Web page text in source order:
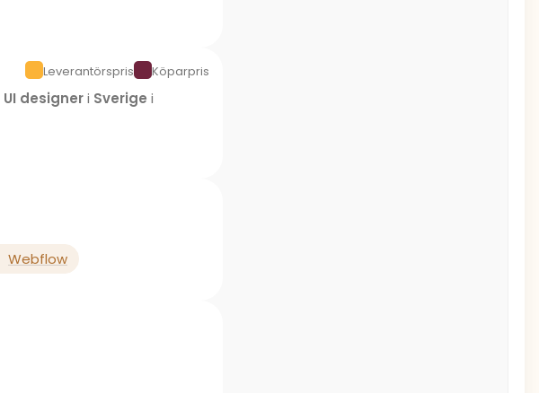
UI designeri Sverige i
Leverantörspris Köparpris
Webflow